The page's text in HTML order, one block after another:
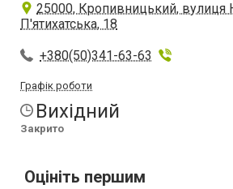
25000, Кропивницький, вулиця
П'ятихатська, 18
+380(50)341-63-63
Графік роботи
Вихідний
Закрито
Оцініть першим